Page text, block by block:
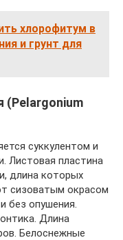
хлорофитум в
и грунт для
(Pelargonium
суккулентом и
Листовая пластина
длина которых
сизоватым окрасом
без опушения.
Длина
Белоснежные